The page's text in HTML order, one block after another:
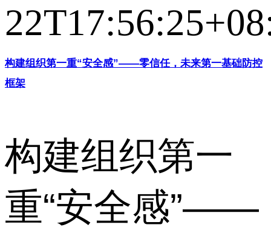
构建组织第一重“安全感”——零信任，未来第一基础防控
框架
构建组织第一
重“安全感”——